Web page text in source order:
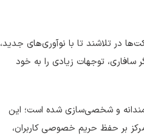
در تلاشند تا با نوآوری‌های جدید،
سافاری، توجهات زیادی را به خود
و شخصی‌سازی شده است؛ این
بر حفظ حریم خصوصی کاربران،